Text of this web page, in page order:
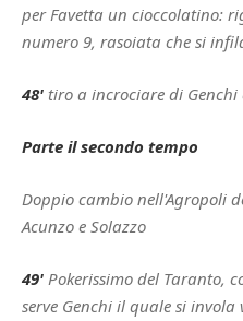
per Favetta un cioccolatino:
numero 9, rasoiata che si
48' tiro a incrociare di Genchi
Parte il secondo tempo
Doppio cambio nell'Agropoli
Acunzo e Solazzo
49' Pokerissimo del Taranto,
serve Genchi il quale si